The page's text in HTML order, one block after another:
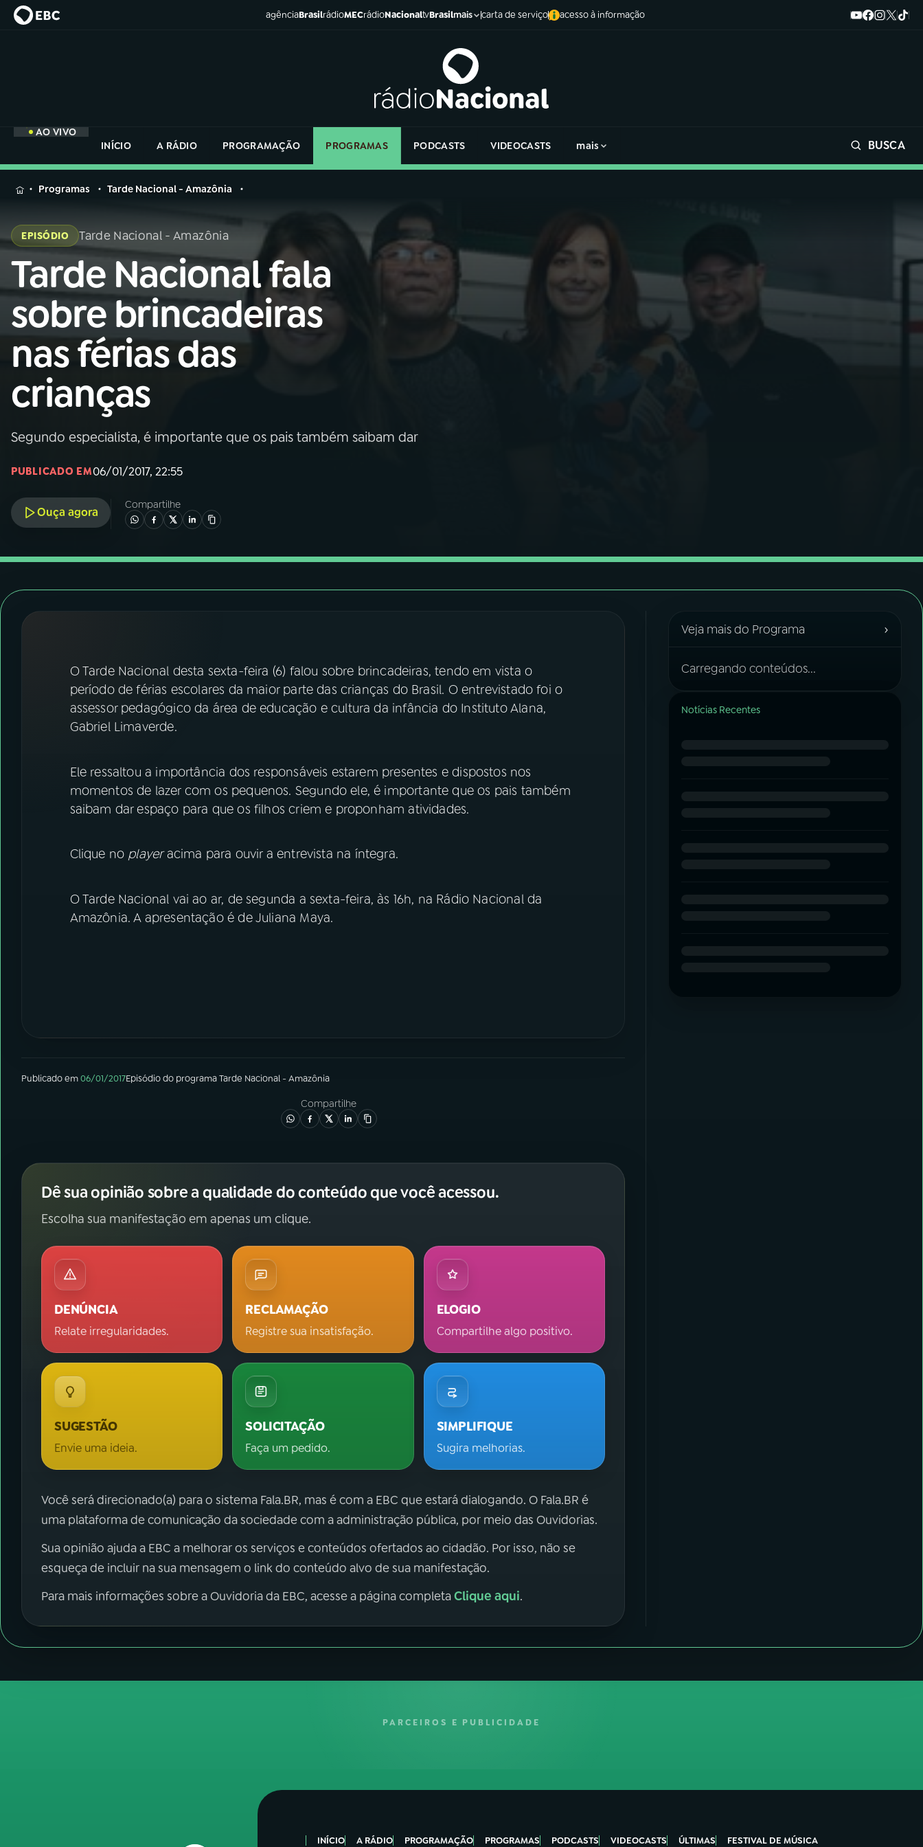
agênciaBrasilrádioMECrádioNacionaltvBrasilmais carta de serviço acesso à informação
AO VIVO
INÍCIO
A RÁDIO PROGRAMAÇÃO PROGRAMAS PODCASTS VIDEOCASTS mais BUSCA
MENU
Buscar
na
Rádio
Nacional
AO VIVO
01 INÍCIO
02 A RÁDIO
03PROGRAMAÇÃO
05PODCASTS
FESTIVAL DE MÚSICA
ACOMPANHE A RÁDIO NACIONAL
Instagram X
na
Rádio
Nacional
Programas Tarde Nacional - Amazônia
EPISÓDIO Tarde Nacional - Amazônia
Tarde Nacional fala
sobre brincadeiras
nas férias das
crianças
Segundo especialista, é importante que os pais também saibam dar
PUBLICADO EM06/01/2017, 22:55
Ouça agora
Compartilhe
O Tarde Nacional desta sexta-feira (6) falou sobre brincadeiras, tendo em vista o
período de férias escolares da maior parte das crianças do Brasil. O entrevistado foi o
assessor pedagógico da área de educação e cultura da infância do Instituto Alana,
Gabriel Limaverde.
Ele ressaltou a importância dos responsáveis estarem presentes e dispostos nos
momentos de lazer com os pequenos. Segundo ele, é importante que os pais também
saibam dar espaço para que os filhos criem e proponham atividades.
Clique no playeracima para ouvir a entrevista na íntegra.
O Tarde Nacional vai ao ar, de segunda a sexta-feira, às 16h, na Rádio Nacional da
Amazônia. A apresentação é de Juliana Maya.
Publicado em06/01/2017Episódiodo programaTarde Nacional - Amazônia
Compartilhe
Dê sua opinião sobre a qualidade do conteúdo que você acessou.
Escolha sua manifestação em apenas um clique.
DENÚNCIA
Relate irregularidades.
RECLAMAÇÃO
Registre sua insatisfação.
ELOGIO
Compartilhe algo positivo.
SUGESTÃO
Envie uma ideia.
SOLICITAÇÃO
Faça um pedido.
SIMPLIFIQUE
Sugira melhorias.
Você será direcionado(a) para o sistema Fala.BR, mas é com a EBC que estará dialogando. O Fala.BR é
uma plataforma de comunicação da sociedade com a administração pública, por meio das Ouvidorias.
Sua opinião ajuda a EBC a melhorar os serviços e conteúdos ofertados ao cidadão. Por isso, não se
esqueça de incluir na sua mensagem o link do conteúdo alvo de sua manifestação.
Para mais informações sobre a Ouvidoria da EBC, acesse a página completaClique aqui.
Veja mais do Programa ›
Carregando conteúdos...
Notícias Recentes
PARCEIROS E PUBLICIDADE
INÍCIO A RÁDIO PROGRAMAÇÃO PROGRAMAS PODCASTS VIDEOCASTS ÚLTIMAS FESTIVAL DE MÚSICA